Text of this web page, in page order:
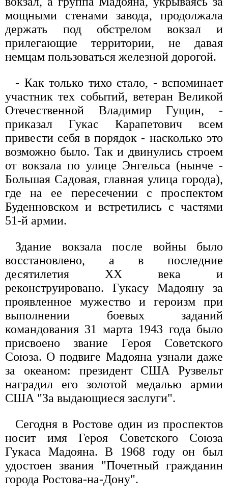
мощными стенами завода, продолжала
держать под обстрелом вокзал и
прилегающие территории, не давая
немцам пользоваться железной дорогой.
- Как только тихо стало, - вспоминает
участник тех событий, ветеран Великой
Отечественной Владимир Гущин, -
приказал Гукас Карапетович всем
привести себя в порядок - насколько это
возможно было. Так и двинулись строем
от вокзала по улице Энгельса (нынче -
Большая Садовая, главная улица города),
где на ее пересечении с проспектом
Буденновском и встретились с частями
51-й армии.
Здание вокзала после войны было
восстановлено, а в последние
десятилетия ХХ века и
реконструировано. Гукасу Мадояну за
проявленное мужество и героизм при
выполнении боевых заданий
командования 31 марта 1943 года было
присвоено звание Героя Советского
Союза. О подвиге Мадояна узнали даже
за океаном: президент США Рузвельт
наградил его золотой медалью армии
США "За выдающиеся заслуги".
Сегодня в Ростове один из проспектов
носит имя Героя Советского Союза
Гукаса Мадояна. В 1968 году он был
удостоен звания "Почетный гражданин
города Ростова-на-Дону".